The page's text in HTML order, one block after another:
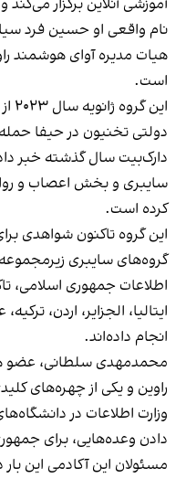
نام واقعی او حسین فرد
هیات مدیره آوای هوشمند
است.
دولتی تخنیون در حیفا
دارک‌بیت سال گذشته خبر
سایبری و بخش اعصاب و
کرده است.
این گروه تاکنون شواهدی
گروه‌های سایبری
اطلاعات جمهوری اسلامی،
ایتالیا، الجزایر، اردن،
انجام داده‌اند.
محمدمهدی سلطانی، عضو
راوین و یکی از چهره‌های
وزارت اطلاعات در
دادن وعده‌هایی، برای
مسئولان این آکادمی این‌